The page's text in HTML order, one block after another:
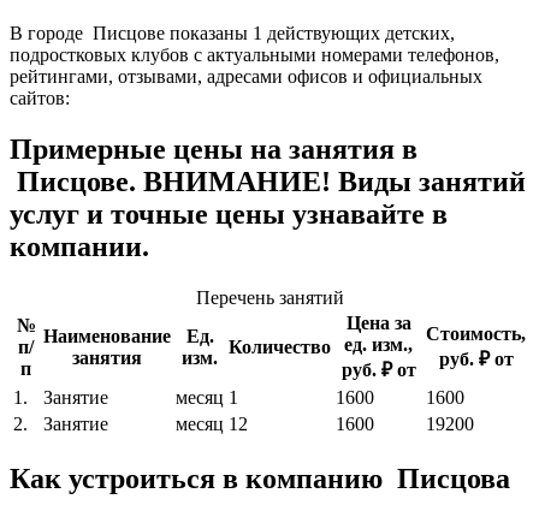
В городе Писцове показаны 1 действующих детских,
подростковых клубов с актуальными номерами телефонов,
рейтингами, отзывами, адресами офисов и официальных
сайтов:
Примерные цены на занятия в
Писцове. ВНИМАНИЕ! Виды занятий
услуг и точные цены узнавайте в
компании.
Перечень занятий
№
п/
п
Наименование
занятия
Ед.
изм.
Количество
Цена за
ед. изм.,
руб. ₽ от
Стоимость,
руб. ₽ от
1.
Занятие месяц 1 1600
1600
2.
Занятие месяц 12 1600 19200
Как устроиться в компанию Писцова